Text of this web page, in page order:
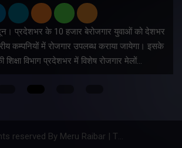
प्रदेशभर के 10 हजार बेरोजगार युवाओं को देशभर
कम्पनियों में रोजगार उपलब्ध कराया जायेगा। इसके
शिक्षा विभाग प्रदेशभर में विशेष रोजगार मेलों…
Copyright © All rights reserved By Meru Raibar | Theme by